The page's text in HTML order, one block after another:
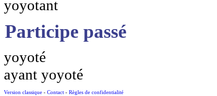
yoyotant
Participe passé
yoyoté
ayant yoyoté
Version classique - Contact - Règles de confidentialité